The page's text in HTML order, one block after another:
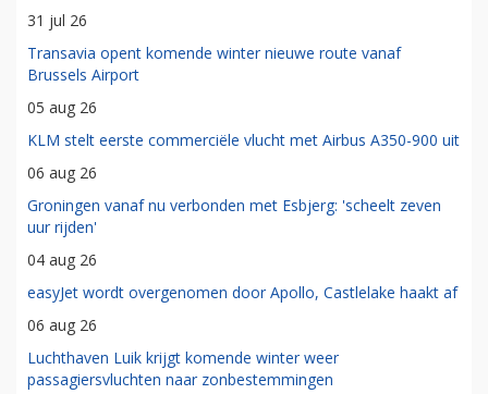
31 jul 26
Transavia opent komende winter nieuwe route vanaf
Brussels Airport
05 aug 26
KLM stelt eerste commerciële vlucht met Airbus A350-900 uit
06 aug 26
Groningen vanaf nu verbonden met Esbjerg: 'scheelt zeven
uur rijden'
04 aug 26
easyJet wordt overgenomen door Apollo, Castlelake haakt af
06 aug 26
Luchthaven Luik krijgt komende winter weer
passagiersvluchten naar zonbestemmingen